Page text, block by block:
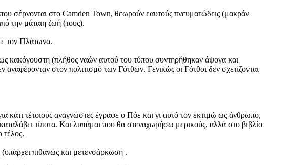
σέρνονται στο Camden Town, θεωρούν εαυτούς πνευματώδεις (μακράν
την μάταιη ζωή (τους).
τον Πλάτωνα.
ως κακόγουστη (πλήθος ναών αυτού του τύπου συντηρήθηκαν άψογα και
στον πολιτισμό των Γότθων. Γενικώς οι Γότθοι δεν σχετίζονται
κάτι τέτοιους αναγνώστες έγραφε ο Πόε και γι αυτό τον εκτιμώ ως άνθρωπο,
τίποτα. Και λυπάμαι που θα στεναχωρήσω μερικούς, αλλά στο βιβλίο
τέλος.
πιθανώς και μετενσάρκωση .